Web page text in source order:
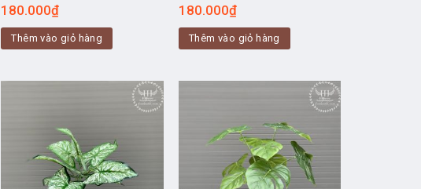
180.000₫
Thêm vào giỏ hàng
180.000₫
Thêm vào giỏ hàng